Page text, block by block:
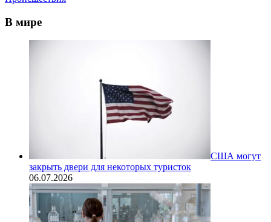
В мире
США могут
закрыть двери для некоторых туристок
06.07.2026